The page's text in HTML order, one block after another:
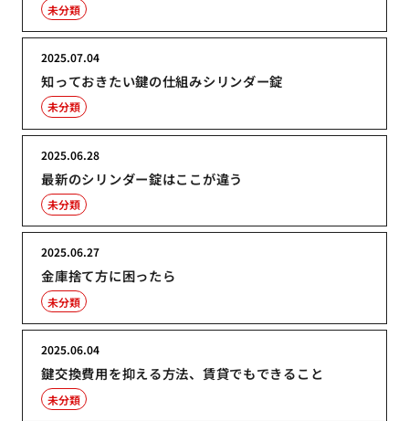
未分類
知っておきたい鍵の仕組みシリンダー錠
2025.07.04
未分類
最新のシリンダー錠はここが違う
2025.06.28
未分類
金庫捨て方に困ったら
2025.06.27
未分類
鍵交換費用を抑える方法、賃貸でもできること
2025.06.04
未分類